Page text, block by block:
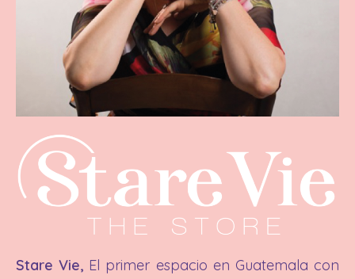
Stare Vie, El primer espacio en Guatemala con